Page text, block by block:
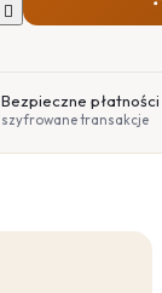

Bezpieczne płatności
szyfrowane transakcje